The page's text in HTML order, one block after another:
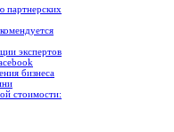
партнерских
экспертов
бизнеса
стоимости: